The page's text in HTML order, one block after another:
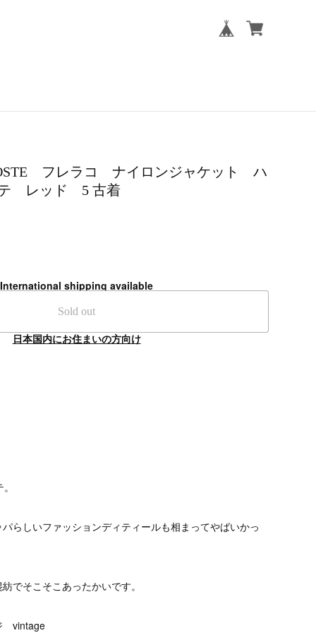
フレラコ ナイロンジャケット ハ
レッド 5 古着
International shipping available
Sold out
日本国内にお住まいの方向け
らしいファッションディティールも相まってやばいかっ
でそこそこあったかいです。
vintage